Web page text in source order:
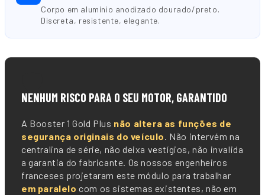
Corpo em alumínio anodizado dourado/preto.
Discreta, resistente, elegante.
NENHUM RISCO PARA O SEU MOTOR, GARANTIDO
A Booster 1 Gold Plus não altera as funções de
segurança originais do veículo. Não intervém na
centralina de série, não deixa vestígios, não invalida
a garantia do fabricante. Os nossos engenheiros
franceses projetaram este módulo para trabalhar
em paralelo com os sistemas existentes, não em